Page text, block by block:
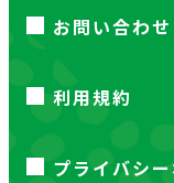
お問い合わせ
利用規約
プライバシ